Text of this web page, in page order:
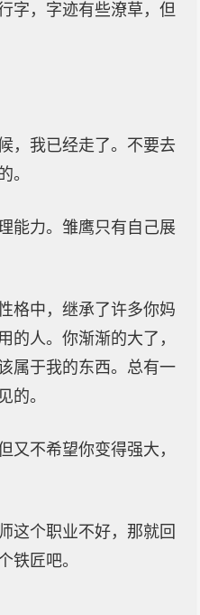
字，字迹有些潦草，但
，我已经走了。不要去
。
能力。雏鹰只有自己展
格中，继承了许多你妈
的人。你渐渐的大了，
属于我的东西。总有一
的。
又不希望你变得强大，
这个职业不好，那就回
铁匠吧。